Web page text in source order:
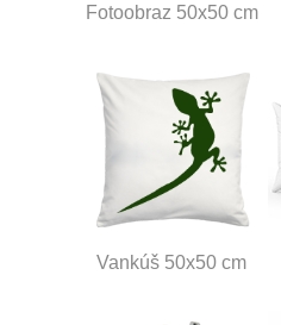
Fotoobraz 50x50 cm
Vankúš 50x50 cm